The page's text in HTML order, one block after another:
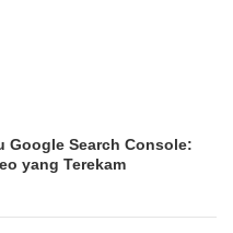
Google Search Console:
yang Terekam